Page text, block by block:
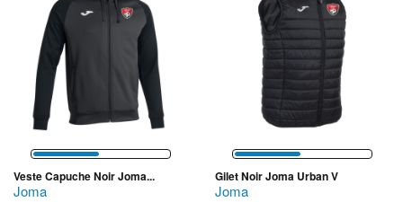
Veste Capuche Noir Joma...
Joma
Gilet Noir Joma Urban V
Joma